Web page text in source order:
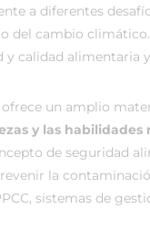
a diferentes
del cambio
y calidad alimentaria
un amplio
y las habilidades
de seguridad
la
sistemas de